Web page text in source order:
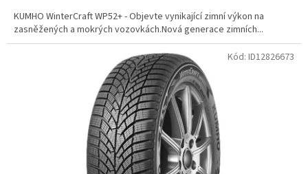
KUMHO WinterCraft WP52+ - Objevte vynikající zimní výkon na
zasněžených a mokrých vozovkách.Nová generace zimních...
Kód: ID12826673